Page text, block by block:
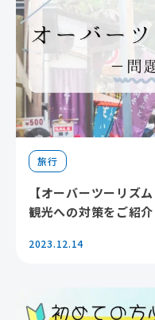
旅行
【オーバーツーリズ
観光への対策をご紹介
2023.12.14